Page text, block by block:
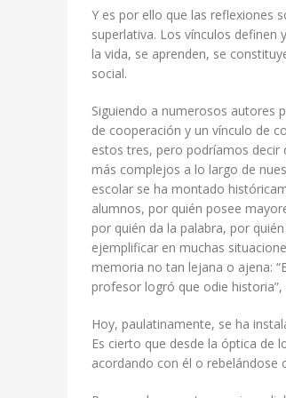
Y es por ello que las reflexiones
superlativa. Los vínculos definen
la vida, se aprenden, se
social.
Siguiendo a numerosos autores
de cooperación y un vínculo de
estos tres, pero podríamos decir
más complejos a lo largo de
escolar se ha montado
alumnos, por quién posee
por quién da la palabra, por
ejemplificar en muchas
memoria no tan lejana o ajena:
profesor logró que odie
Hoy, paulatinamente, se ha
Es cierto que desde la óptica de
acordando con él o rebelándose